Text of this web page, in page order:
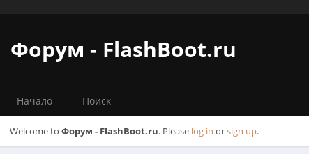
Форум - FlashBoot.ru
Начало Поиск
Welcome to Форум - FlashBoot.ru. Please log in orsign up.